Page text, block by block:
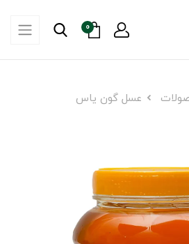
0
عسل گون یاس